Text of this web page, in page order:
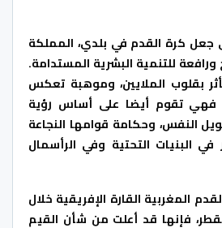
كرة القدم في بلدي، المملكة
ورافعة للتنمية البشرية المستدامة.
بقلوب الملايين، وموهبة تعكس
فهي تقوم أيضا على أساس رؤية
النفس، وحكامة قوامها النجاعة
في البنيات التحتية وفي الرأسمال
المغربية القارة الإفريقية خلال
فإنها قد أعلت من شأن القيم